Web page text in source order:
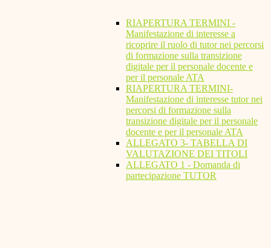
RIAPERTURA TERMINI -
Manifestazione di interesse a
ricoprire il ruolo di tutor nei percorsi
di formazione sulla transizione
digitale per il personale docente e
per il personale ATA
RIAPERTURA TERMINI-
Manifestazione di interesse tutor nei
percorsi di formazione sulla
transizione digitale per il personale
docente e per il personale ATA
ALLEGATO 3- TABELLA DI
VALUTAZIONE DEI TITOLI
ALLEGATO 1 - Domanda di
partecipazione TUTOR